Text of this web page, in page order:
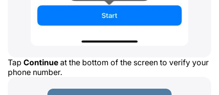
Tap Continue at the bottom of the screen to verify your
phone number.